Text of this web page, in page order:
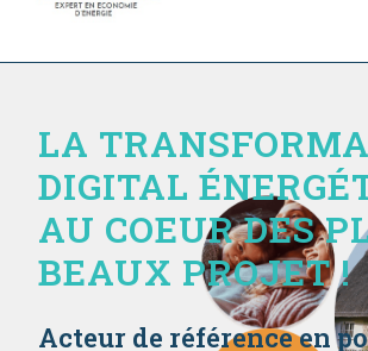
LA
DIGITAL
AU COEUR DES
BEAUX PROJET !
Acteur de référence en